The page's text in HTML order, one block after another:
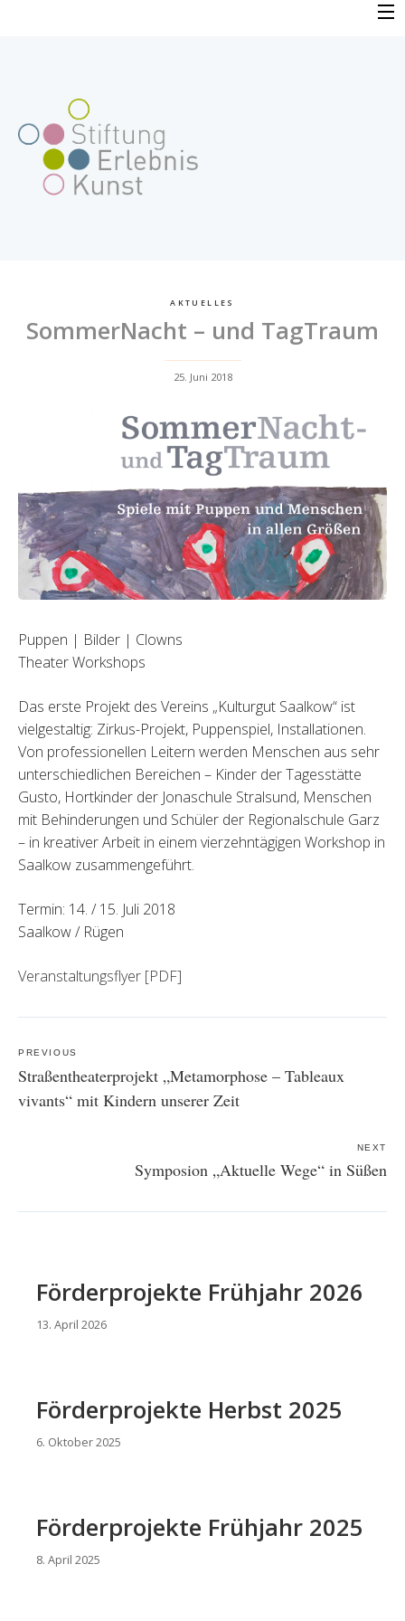
AKTUELLES
AKTUELLES
SommerNacht – und TagTraum
25. Juni 2018
Puppen | Bilder | Clowns
Theater Workshops
Das erste Projekt des Vereins „Kulturgut Saalkow“ ist
vielgestaltig: Zirkus-Projekt, Puppenspiel, Installationen.
Von professionellen Leitern werden Menschen aus sehr
unterschiedlichen Bereichen – Kinder der Tagesstätte
Gusto, Hortkinder der Jonaschule Stralsund, Menschen
mit Behinderungen und Schüler der Regionalschule Garz
– in kreativer Arbeit in einem vierzehntägigen Workshop in
Saalkow zusammengeführt.
Termin: 14. / 15. Juli 2018
Saalkow / Rügen
Veranstaltungsflyer [PDF]
navigation
PREVIOUS
Straßentheaterprojekt „Metamorphose – Tableaux
vivants“ mit Kindern unserer Zeit
NEXT
Symposion „Aktuelle Wege“ in Süßen
Förderprojekte Frühjahr 2026
13. April 2026
Förderprojekte Herbst 2025
6. Oktober 2025
Förderprojekte Frühjahr 2025
8. April 2025